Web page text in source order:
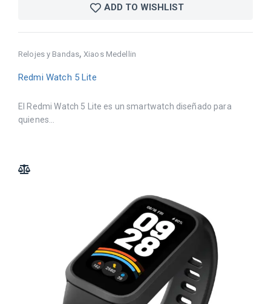
Relojes y Bandas,Xiaos Medellin
Redmi Watch 5 Lite
El Redmi Watch 5 Lite es un smartwatch diseñado para
quienes...
ADD TO WISHLIST